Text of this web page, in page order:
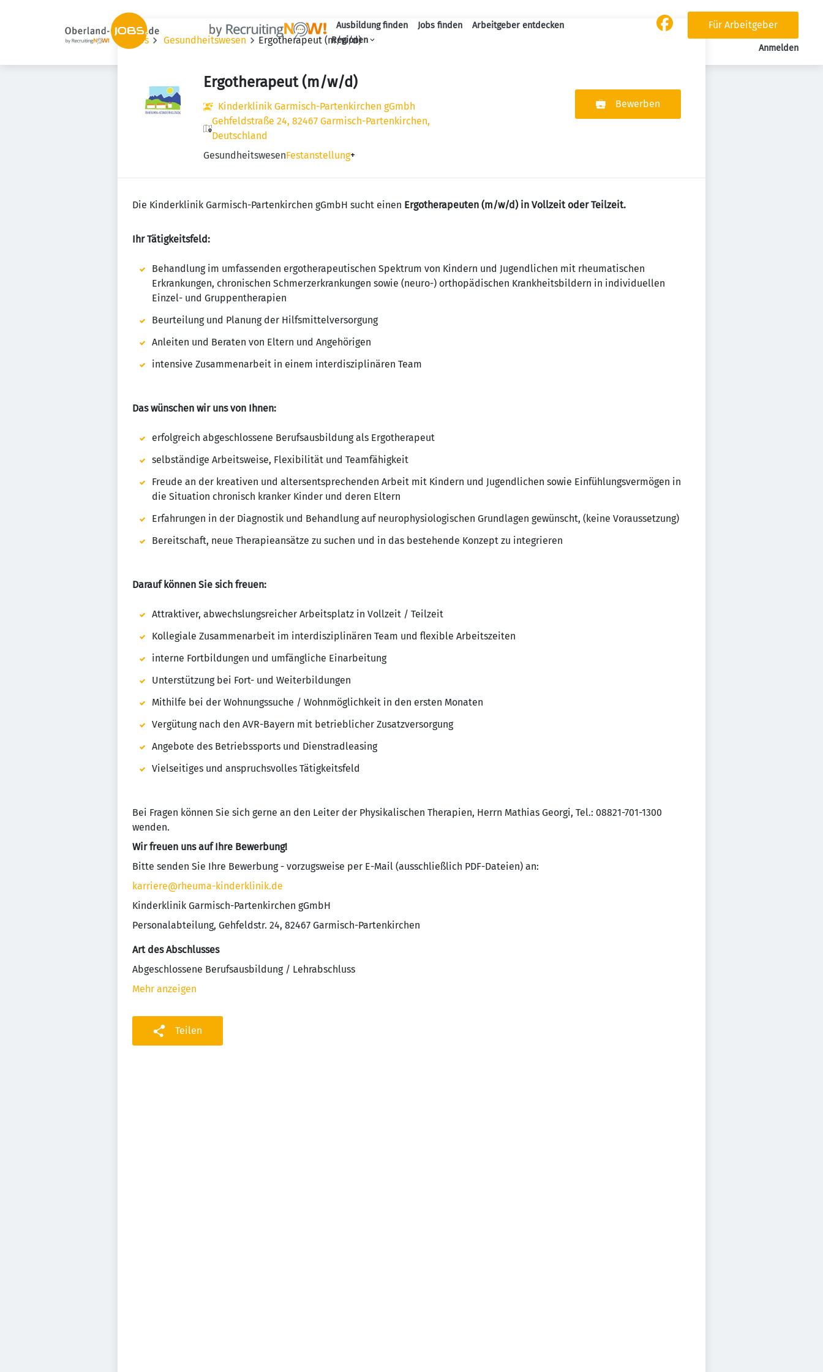
Ausbildung finden Jobs finden
Arbeitgeber entdecken
Regionen
Für Arbeitgeber
Anmelden
Jobs Gesundheitswesen Ergotherapeut (m/w/d)
Ergotherapeut (m/w/d)
Kinderklinik Garmisch-Partenkirchen gGmbh
Gehfeldstraße 24, 82467 Garmisch-Partenkirchen,
Deutschland
GesundheitswesenFestanstellung+
Bewerben
Die Kinderklinik Garmisch-Partenkirchen gGmbH sucht einen Ergotherapeuten (m/w/d) in Vollzeit oder Teilzeit.
Ihr Tätigkeitsfeld:
Behandlung im umfassenden ergotherapeutischen Spektrum von Kindern und Jugendlichen mit rheumatischen
Erkrankungen, chronischen Schmerzerkrankungen sowie (neuro-) orthopädischen Krankheitsbildern in individuellen
Einzel- und Gruppentherapien
Beurteilung und Planung der Hilfsmittelversorgung
Anleiten und Beraten von Eltern und Angehörigen
intensive Zusammenarbeit in einem interdisziplinären Team
Das wünschen wir uns von Ihnen:
erfolgreich abgeschlossene Berufsausbildung als Ergotherapeut
selbständige Arbeitsweise, Flexibilität und Teamfähigkeit
Freude an der kreativen und altersentsprechenden Arbeit mit Kindern und Jugendlichen sowie Einfühlungsvermögen in
die Situation chronisch kranker Kinder und deren Eltern
Erfahrungen in der Diagnostik und Behandlung auf neurophysiologischen Grundlagen gewünscht, (keine Voraussetzung)
Bereitschaft, neue Therapieansätze zu suchen und in das bestehende Konzept zu integrieren
Darauf können Sie sich freuen:
Attraktiver, abwechslungsreicher Arbeitsplatz in Vollzeit / Teilzeit
Kollegiale Zusammenarbeit im interdisziplinären Team und flexible Arbeitszeiten
interne Fortbildungen und umfängliche Einarbeitung
Unterstützung bei Fort- und Weiterbildungen
Mithilfe bei der Wohnungssuche / Wohnmöglichkeit in den ersten Monaten
Vergütung nach den AVR-Bayern mit betrieblicher Zusatzversorgung
Angebote des Betriebssports und Dienstradleasing
Vielseitiges und anspruchsvolles Tätigkeitsfeld
Bei Fragen können Sie sich gerne an den Leiter der Physikalischen Therapien, Herrn Mathias Georgi, Tel.: 08821-701-1300
wenden.
Wir freuen uns auf Ihre Bewerbung!
Bitte senden Sie Ihre Bewerbung - vorzugsweise per E-Mail (ausschließlich PDF-Dateien) an:
karriere@rheuma-kinderklinik.de
Kinderklinik Garmisch-Partenkirchen gGmbH
Personalabteilung, Gehfeldstr. 24, 82467 Garmisch-Partenkirchen
Art des Abschlusses
Abgeschlossene Berufsausbildung / Lehrabschluss
Mehr anzeigen
Teilen